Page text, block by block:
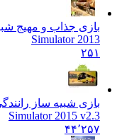
بازی جذاب و مهیج شبیه
Simulator 2013
بازی شبیه ساز رانندگی
Simulator 2015 v2.3
۴۴٬۲۵۷